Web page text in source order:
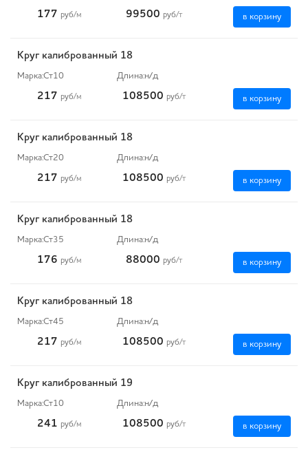
177 руб/м 99500 руб/т в корзину
Круг калиброванный 18
Марка:Ст10 Длина:н/д
217 руб/м 108500 руб/т в корзину
Круг калиброванный 18
Марка:Ст20 Длина:н/д
217 руб/м 108500 руб/т в корзину
Круг калиброванный 18
Марка:Ст35 Длина:н/д
176 руб/м 88000 руб/т в корзину
Круг калиброванный 18
Марка:Ст45 Длина:н/д
217 руб/м 108500 руб/т в корзину
Круг калиброванный 19
Марка:Ст10 Длина:н/д
241 руб/м 108500 руб/т в корзину